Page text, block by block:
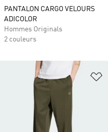
PANTALON CARGO VELOURS
ADICOLOR
Hommes Originals
2 couleurs